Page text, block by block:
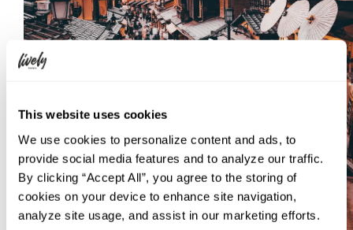
This website uses cookies
We use cookies to personalize content and ads, to
provide social media features and to analyze our traffic.
By clicking “Accept All”, you agree to the storing of
cookies on your device to enhance site navigation,
analyze site usage, and assist in our marketing efforts.